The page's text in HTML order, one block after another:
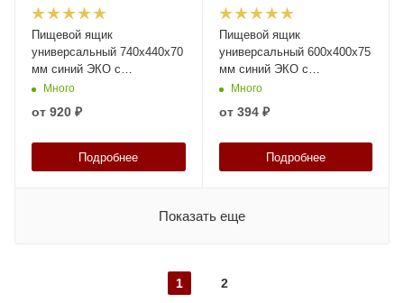
Пищевой ящик
универсальный 740х440х70
мм синий ЭКО с
перфориров. стенками и
дном, 3-х бортный
усиленный
Много
от 920 ₽
Подробнее
Пищевой ящик
универсальный 600х400х75
мм синий ЭКО с
перфорированными
стенками и дном
Много
от 394 ₽
Подробнее
Показать еще
1 2